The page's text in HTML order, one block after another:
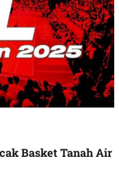
Basket Tanah Air